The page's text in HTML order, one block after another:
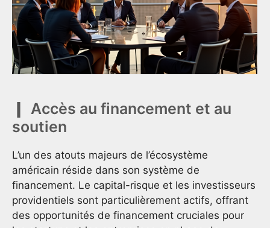
Accès au financement et au
soutien
L’un des atouts majeurs de l’écosystème
américain réside dans son système de
financement. Le capital-risque et les investisseurs
providentiels sont particulièrement actifs, offrant
des opportunités de financement cruciales pour